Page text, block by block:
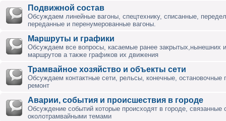
Подвижной состав
Обсуждаем линейные вагоны, спецтехнику, списанные,
переданные и перенумерованные вагоны.
Маршруты и графики
Обсуждаем все вопросы, касаемые ранее закрытых,нынешних
маршрутов а также графиков их движения
Трамвайное хозяйство и объекты сети
Обсуждаем контактные сети, рельсы, конечные, остановочные
ремонт
Аварии, события и происшествия в городе
Обсуждение событий которые происходят в городе, связанные
околотрамвайными темами